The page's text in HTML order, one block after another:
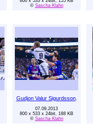
© Sascha Klahn
Gudjon Valur Sigurdsson.
07.09.2013
800 x 533 x 24bit, 188 KB
© Sascha Klahn